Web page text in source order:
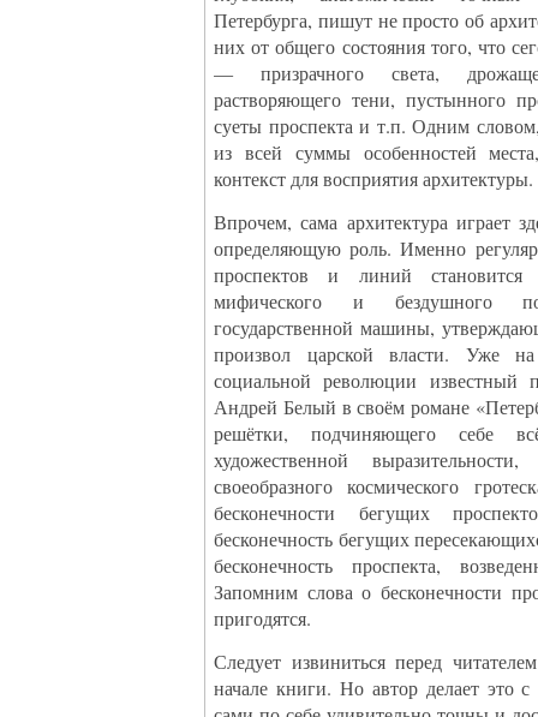
Петербурга, пишут не просто об
них от общего состояния того, что
— призрачного света,
растворяющего тени, пустынного
суеты проспекта и т.п. Одним
из всей суммы особенностей
контекст для восприятия архитектуры.
Впрочем, сама архитектура играет
определяющую роль. Именно
проспектов и линий
мифического и бездушного
государственной машины,
произвол царской власти. Уже
социальной революции известный
Андрей Белый в своём романе
решётки, подчиняющего себе
художественной
своеобразного космического
бесконечности бегущих
бесконечность бегущих
бесконечность проспекта,
Запомним слова о бесконечности
пригодятся.
Следует извиниться перед
начале книги. Но автор делает